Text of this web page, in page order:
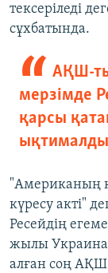
тексеріледі
сұхбатында.
АҚШ-
мерзімде
қарсы
"Американың
күресу акті"
Ресейдің
жылы
алған соң АҚШ